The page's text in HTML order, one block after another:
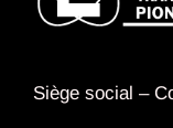
Siège social –